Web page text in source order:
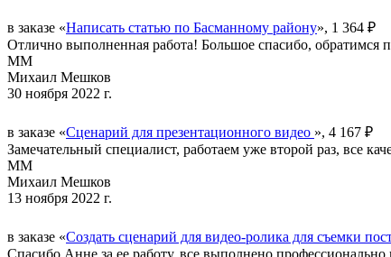
в заказе «Написать статью по Басманному району», 1 364 ₽
Отлично выполненная работа! Большое спасибо, обратимся
ММ
Михаил Мешков
30 ноября 2022 г.
в заказе «Сценарий для презентационного видео », 4 167 ₽
Замечательный специалист, работаем уже второй раз, все
ММ
Михаил Мешков
13 ноября 2022 г.
в заказе «Создать сценарий для видео-ролика для съемки
Спасибо Анне за ее работу, все выполнено